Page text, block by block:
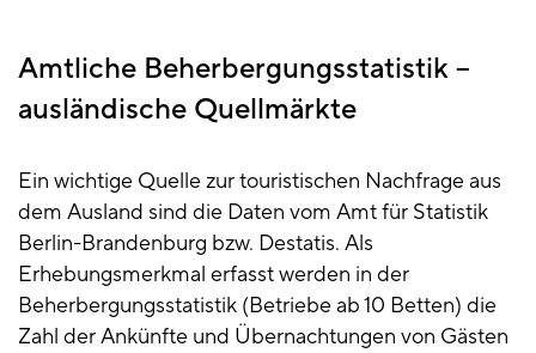
Amtliche Beherbergungsstatistik –
ausländische Quellmärkte
Ein wichtige Quelle zur touristischen Nachfrage aus
dem Ausland sind die Daten vom Amt für Statistik
Berlin-Brandenburg bzw. Destatis. Als
Erhebungsmerkmal erfasst werden in der
Beherbergungsstatistik (Betriebe ab 10 Betten) die
Zahl der Ankünfte und Übernachtungen von Gästen